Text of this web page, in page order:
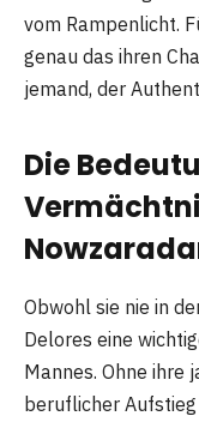
vom Rampenlicht.
genau das ihren
jemand, der
Die
Obwohl sie nie in
Delores eine
Mannes. Ohne ihre
beruflicher